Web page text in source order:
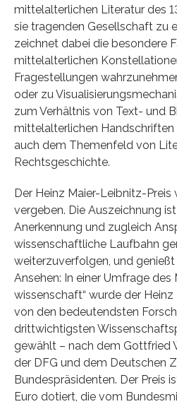
mittelalterlichen Literatur des
sie tragenden Gesellschaft zu
zeichnet dabei die besondere
mittelalterlichen
Fragestellungen
oder zu
zum Verhältnis von Text- und
mittelalterlichen
auch dem Themenfeld von
Rechtsgeschichte.
Der Heinz Maier-Leibnitz-Preis
vergeben. Die Auszeichnung
Anerkennung und zugleich
wissenschaftliche Laufbahn
weiterzuverfolgen, und
Ansehen: In einer Umfrage des
wissenschaft“ wurde der
von den bedeutendsten
drittwichtigsten
gewählt – nach dem Gottfried
der DFG und dem Deutschen
Bundespräsidenten. Der Preis
Euro dotiert, die vom